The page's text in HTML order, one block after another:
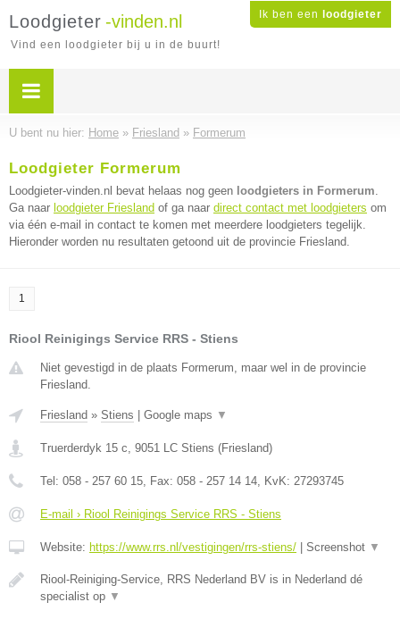
Ik ben een loodgieter
Loodgieter -vinden.nl
Vind een loodgieter bij u in de buurt!
U bent nu hier: Home » Friesland » Formerum
Loodgieter Formerum
Loodgieter-vinden.nl bevat helaas nog geen loodgieters in Formerum.
Ga naar loodgieter Friesland of ga naar direct contact met loodgieters om
via één e-mail in contact te komen met meerdere loodgieters tegelijk.
Hieronder worden nu resultaten getoond uit de provincie Friesland.
1
Riool Reinigings Service RRS - Stiens
Niet gevestigd in de plaats Formerum, maar wel in de provincie
Friesland.
Friesland » Stiens Google maps ▼
Truerderdyk 15 c, 9051 LC Stiens (Friesland)
Tel: 058 - 257 60 15, Fax: 058 - 257 14 14, KvK: 27293745
E-mail › Riool Reinigings Service RRS - Stiens
Website: https://www.rrs.nl/vestigingen/rrs-stiens/ Screenshot ▼
Riool-Reiniging-Service, RRS Nederland BV is in Nederland dé
specialist op ▼